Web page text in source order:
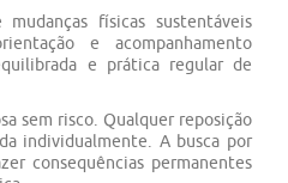
físicas sustentáveis
e acompanhamento
e prática regular de
sem risco. Qualquer reposição
individualmente. A busca por
consequências permanentes